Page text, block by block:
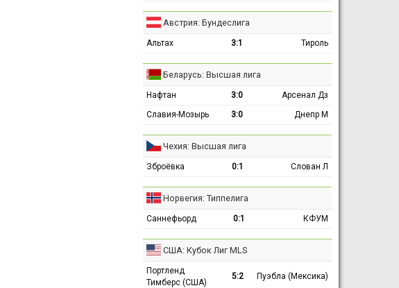
Австрия: Бундеслига
Альтах 3:1 Тироль
Беларусь: Высшая лига
Нафтан 3:0
Арсенал Дз
Славия-Мозырь
3:0 Днепр М
Чехия: Высшая лига
Зброёвка 0:1 Слован Л
Норвегия: Типпелига
Саннефьорд 0:1 КФУМ
США: Кубок Лиг MLS
Портленд
Тимберс (США)
5:2 Пуэбла (Мексика)